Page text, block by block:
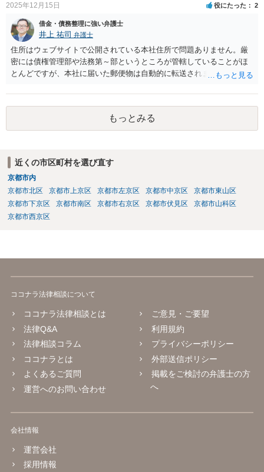
2025年12月15日 役にたった 2
借金・債務整理に強い弁護士
井上 祐司 弁護士
住所はウェブサイトで公開されている本社住所で問題ありません。厳
密には債権管理部や法務第～部というところが管轄していることがほ
とんどですが、本社に届いた郵便物は自動的に転送されます。 内容証
すのが通例です。 なお、信用情報において三井住友カード株式会社が
債権者として表示されていればそこへ送るのが正解だとは思います
が、同社が貸付や立替によって取得した債権は完全子会社であるSMB
Cコンシューマーファイナンス株式会社が保有・管理していることが通
もっとみる
近くの市区町村を選び直す
京都市内
京都市北区
京都市上京区 京都市左京区 京都市中京区
京都市東山区
京都市下京区
京都市南区 京都市右京区 京都市伏見区
京都市山科区
京都市西京区
ココナラ法律相談について
ココナラ法律相談とは
法律Q&A
法律相談コラム
ココナラとは
よくあるご質問
運営へのお問い合わせ
ご意見・ご要望
利用規約
プライバシーポリシー
外部送信ポリシー
掲載をご検討の弁護士の方
へ
会社情報
運営会社
採用情報